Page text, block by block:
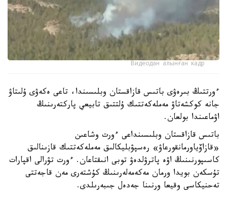
Видеодан алынған кадр
ءورتتىڭ بىرەۋى باتىس قازاقستان وبلىسىندا، تاعى ەكەۋى ۇلىتاۋ
جانە كوكشەتاۋ مەملەكەتتىك ۇلتتىق تابيعي پاركتەرىنىڭ
اۋماعىندا بولعان.
باتىس قازاقستان وبلىسىنداعى ءورت وشاعىن
«قازاۆياورمانقورعاۋ» رەسپۋبليكالىق مەملەكەتتىك قازىنالىق
كاسىپورنىنىڭ اۋە پاترۋلدەۋ توبى انىقتاعان. ءورت تۋرالى اقپارات
تۇسكەن بويدا ورمان مەكەمەلەرىنىڭ كۇشتەرى مەن قاجەتتى
تەحنيكاسى وقيعا ورنىنا جەدەل جىبەرىلدى.